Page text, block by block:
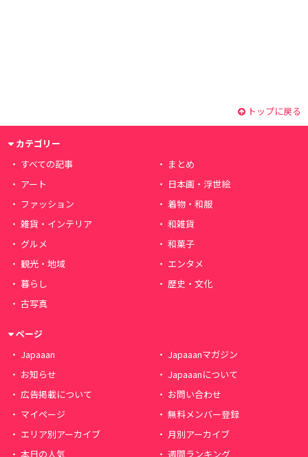
トップに戻る
カテゴリー
すべての記事
まとめ
アート
日本画・浮世絵
ファッション
着物・和服
雑貨・インテリア
和雑貨
グルメ
和菓子
観光・地域
エンタメ
暮らし
歴史・文化
古写真
ページ
Japaaan
Japaaanマガジン
お知らせ
Japaaanについて
広告掲載について
お問い合わせ
マイページ
無料メンバー登録
エリア別アーカイブ
月別アーカイブ
本日の人気
週間ランキング